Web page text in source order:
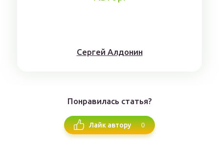
Сергей Алдонин
Понравилась статья?
Лайк автору 0